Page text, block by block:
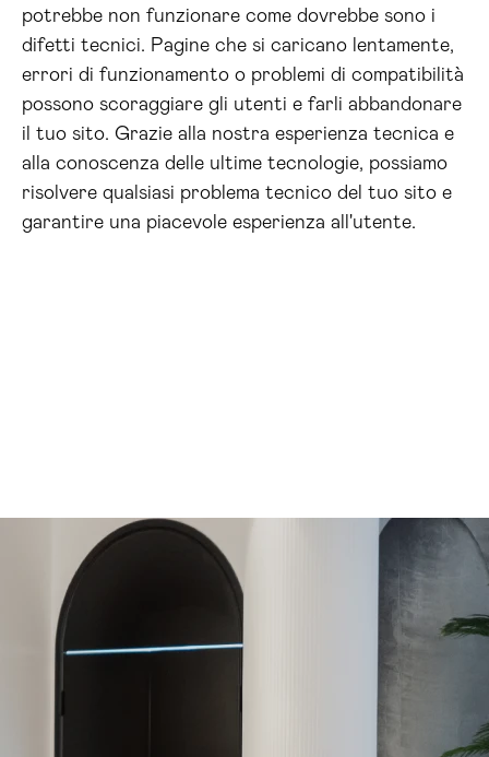
potrebbe non funzionare come dovrebbe sono i
difetti tecnici. Pagine che si caricano lentamente,
errori di funzionamento o problemi di compatibilità
possono scoraggiare gli utenti e farli abbandonare
il tuo sito. Grazie alla nostra esperienza tecnica e
alla conoscenza delle ultime tecnologie, possiamo
risolvere qualsiasi problema tecnico del tuo sito e
garantire una piacevole esperienza all'utente.